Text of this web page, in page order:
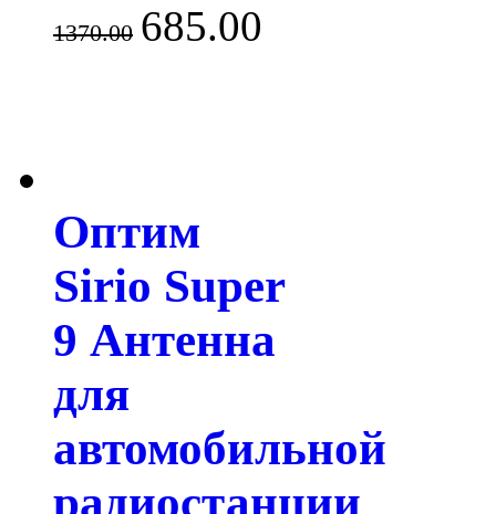
1370.00 685.00
Оптим
Sirio Super
9 Антенна
для
автомобильной
радиостанции